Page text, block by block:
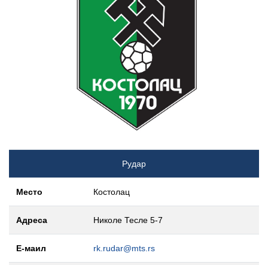
Рудар
Место Костолац
Адреса Николе Тесле 5-7
Е-маил rk.rudar@mts.rs